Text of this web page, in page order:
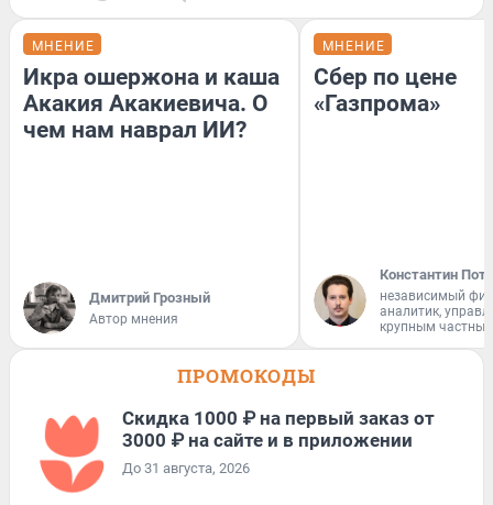
МНЕНИЕ
Икра ошержона и каша
Акакия Акакиевича. О
чем нам наврал ИИ?
Дмитрий Грозный
Автор мнения
МНЕНИЕ
Сбер по цене
«Газпрома»
Константин
независимый
аналитик,
крупным
ПРОМОКОДЫ
Скидка 1000 ₽ на первый заказ от
3000 ₽ на сайте и в приложении
До 31 августа, 2026